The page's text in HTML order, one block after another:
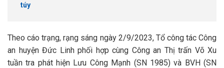
túy
Theo cáo trạng, rạng sáng ngày 2/9/2023, Tổ công tác Công
an huyện Đức Linh phối hợp cùng Công an Thị trấn Võ Xu
tuần tra phát hiện Lưu Công Mạnh (SN 1985) và BVH (SN